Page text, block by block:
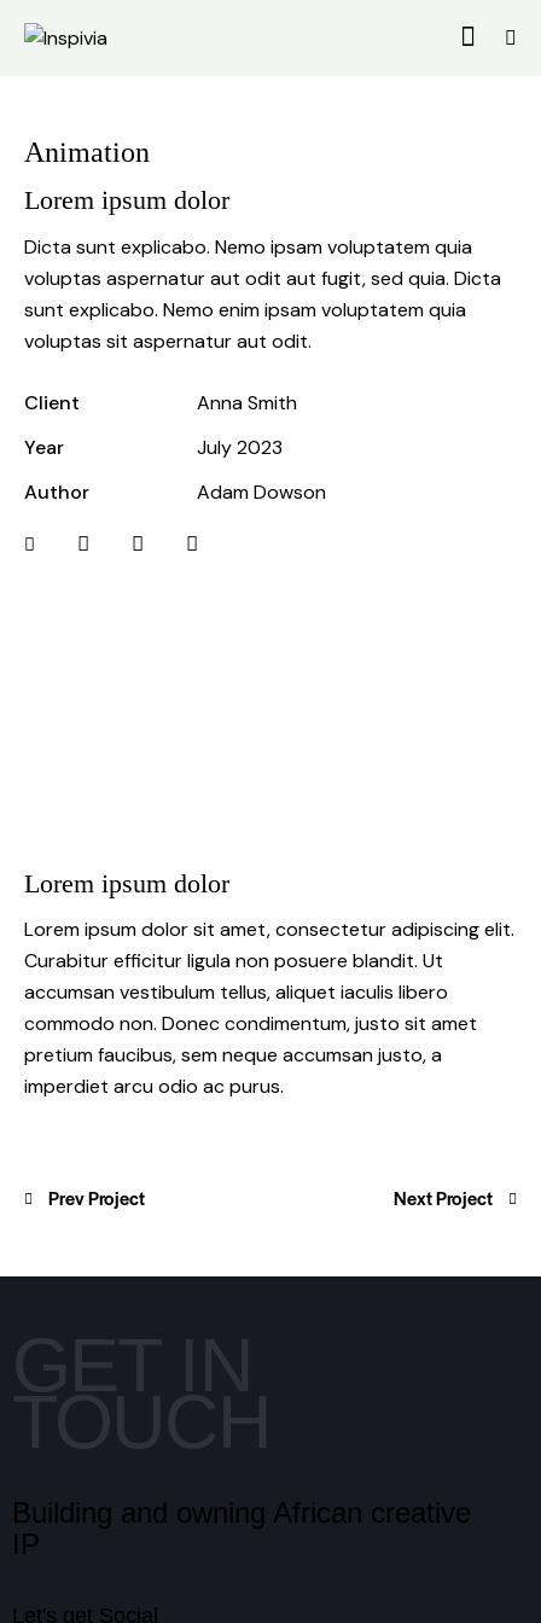
Animation
Lorem ipsum dolor
Dicta sunt explicabo. Nemo ipsam voluptatem quia
voluptas aspernatur aut odit aut fugit, sed quia. Dicta
sunt explicabo. Nemo enim ipsam voluptatem quia
voluptas sit aspernatur aut odit.
Client
Anna Smith
Year
July 2023
Author
Adam Dowson
Lorem ipsum dolor
Lorem ipsum dolor sit amet, consectetur adipiscing elit.
Curabitur efficitur ligula non posuere blandit. Ut
accumsan vestibulum tellus, aliquet iaculis libero
commodo non. Donec condimentum, justo sit amet
pretium faucibus, sem neque accumsan justo, a
imperdiet arcu odio ac purus.
Prev Project Next Project
Building and owning African creative
IP
Let's get Social